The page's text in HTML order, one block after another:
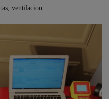
, ventilacion